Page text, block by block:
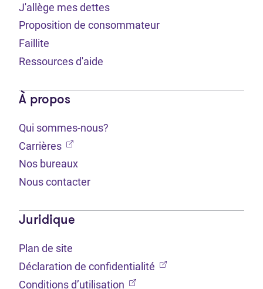
J'allège mes dettes
Proposition de consommateur
Faillite
Ressources d'aide
À propos
Qui sommes-nous?
Carrières (Ouvre dans un nouvel onglet)
Nos bureaux
Nous contacter
Juridique
Plan de site
Déclaration de confidentialité (Ouvre dans un
Conditions d’utilisation (Ouvre dans un nouvel